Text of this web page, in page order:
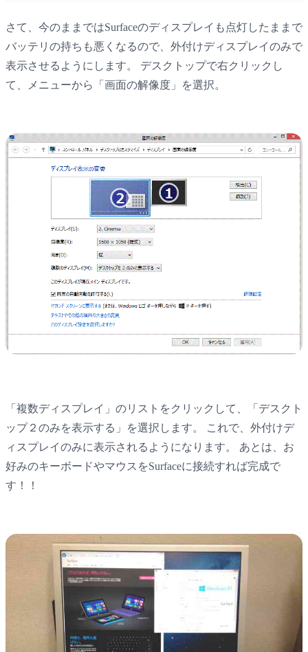
さて、今のままではSurfaceのディスプレイも点灯したままで
バッテリの持ちも悪くなるので、外付けディスプレイのみで
表示させるようにします。 デスクトップで右クリックし
て、メニューから「画面の解像度」を選択。
「複数ディスプレイ」のリストをクリックして、「デスクト
ップ２のみを表示する」を選択します。 これで、外付けデ
ィスプレイのみに表示されるようになります。 あとは、お
好みのキーボードやマウスをSurfaceに接続すれば完成で
す！！